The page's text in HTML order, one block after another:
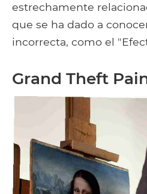
estrechamente
que se ha dado a
incorrecta, como el
Grand Theft